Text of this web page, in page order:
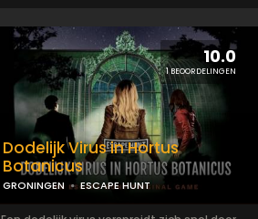
10.0
1 BEOORDELINGEN
Dodelijk Virus in Hortus
Botanicus
GRONINGEN ESCAPE HUNT